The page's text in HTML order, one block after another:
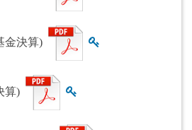
金決算)
算)